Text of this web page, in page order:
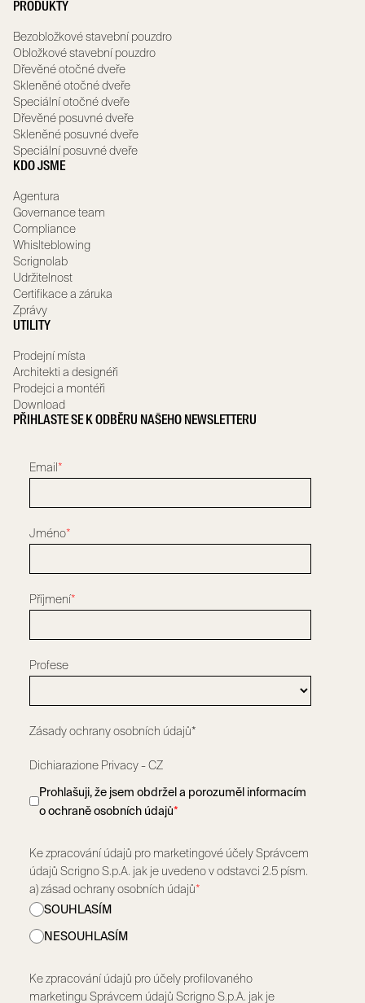
PRODUKTY
Bezobložkové stavební pouzdro
Obložkové stavební pouzdro
Dřevěné otočné dveře
Skleněné otočné dveře
Speciální otočné dveře
Dřevěné posuvné dveře
Skleněné posuvné dveře
Speciální posuvné dveře
KDO JSME
Agentura
Governance team
Compliance
Whislteblowing
Scrignolab
Udržitelnost
Certifikace a záruka
Zprávy
UTILITY
Prodejní místa
Architekti a designéři
Prodejci a montéři
Download
PŘIHLASTE SE K ODBĚRU NAŠEHO NEWSLETTERU
Email*
Jméno*
Příjmení*
Profese
Zásady ochrany osobních údajů*
Dichiarazione Privacy - CZ
Prohlašuji, že jsem obdržel a porozuměl informacím
o ochraně osobních údajů*
Ke zpracování údajů pro marketingové účely Správcem
údajů Scrigno S.p.A. jak je uvedeno v odstavci 2.5 písm.
a) zásad ochrany osobních údajů*
SOUHLASÍM
NESOUHLASÍM
Ke zpracování údajů pro účely profilovaného
marketingu Správcem údajů Scrigno S.p.A. jak je